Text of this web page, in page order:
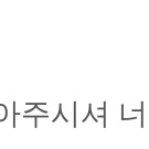
주시셔